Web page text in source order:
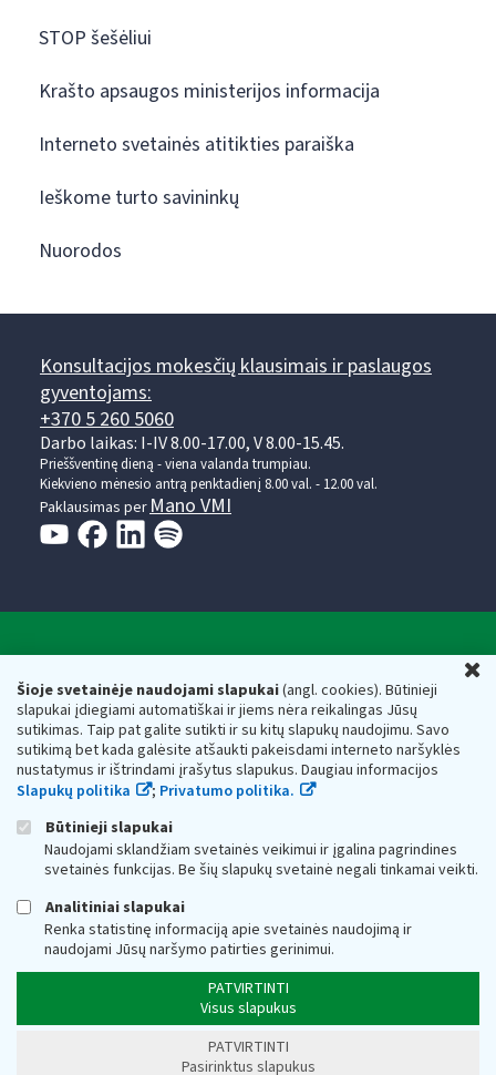
Šioje svetainėje naudojami slapukai(angl. cookies). Būtinieji
slapukai įdiegiami automatiškai ir jiems nėra reikalingas Jūsų
sutikimas. Taip pat galite sutikti ir su kitų slapukų naudojimu. Savo
sutikimą bet kada galėsite atšaukti pakeisdami interneto naršyklės
nustatymus ir ištrindami įrašytus slapukus. Daugiau informacijos
Slapukų politika
; Privatumo politika.
Būtinieji slapukai
Naudojami sklandžiam svetainės veikimui ir įgalina pagrindines
svetainės funkcijas. Be šių slapukų svetainė negali tinkamai veikti.
Analitiniai slapukai
Renka statistinę informaciją apie svetainės naudojimą ir
naudojami Jūsų naršymo patirties gerinimui.
PATVIRTINTI
Visus slapukus
PATVIRTINTI
Pasirinktus slapukus
STOP šešėliui
Krašto apsaugos ministerijos informacija
Interneto svetainės atitikties paraiška
Ieškome turto savininkų
Nuorodos
Konsultacijos mokesčių klausimais ir paslaugos
gyventojams:
+370 5 260 5060
Darbo laikas: I-IV 8.00-17.00, V 8.00-15.45.
Prieššventinę dieną - viena valanda trumpiau.
Kiekvieno mėnesio antrą penktadienį 8.00 val. - 12.00 val.
Paklausimas per Mano VMI
Respublikos finansų ministerijos
Biudžetinė įstaiga. Juridinio asmens kodas — 188659752,
adresas: Vasario 16-osios g. 14, 01107 Vilnius, Lietuva, el.paštas:
vmi@vmi.lt, E. pristatymo dėžutės adresas 188659752
Duomenys apie Valstybinę mokesčių inspekciją prie Lietuvos
Respublikos finansų ministerijos kaupiami ir saugomi Juridinių